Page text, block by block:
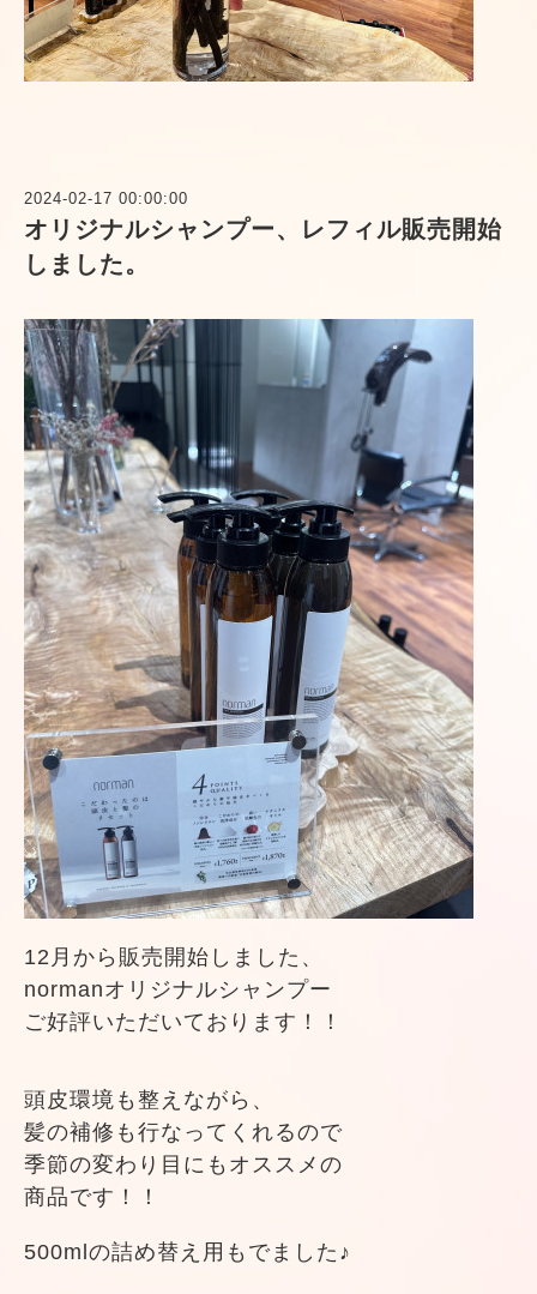
2024-02-17 00:00:00
オリジナルシャンプー、レフィル販売開始
しました。
12月から販売開始しました、
normanオリジナルシャンプー
ご好評いただいております！！
頭皮環境も整えながら、
髪の補修も行なってくれるので
季節の変わり目にもオススメの
商品です！！
500mlの詰め替え用もでました♪